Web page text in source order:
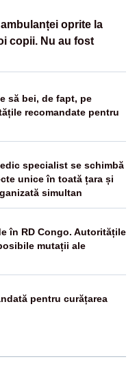
oprite la
copii. Nu au fost
să bei, de fapt, pe
recomandate pentru
specialist se schimbă
unice în toată țara și
simultan
în RD Congo. Autoritățile
mutații ale
pentru curățarea